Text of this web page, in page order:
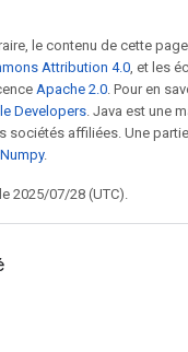
le contenu de cette
Attribution 4.0, et les
Apache 2.0. Pour en
Developers. Java est une
sociétés affiliées. Une
.
2025/07/28 (UTC).